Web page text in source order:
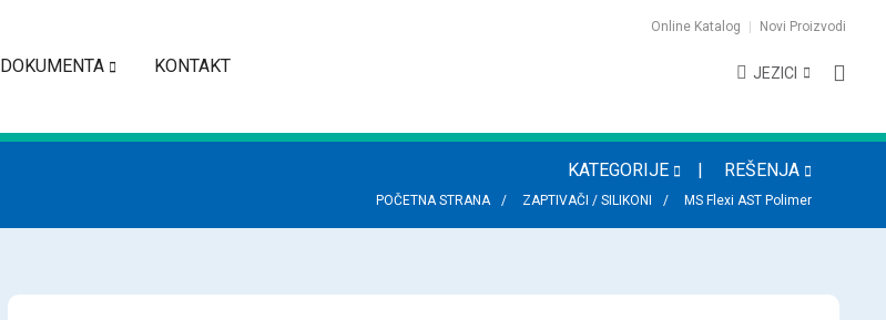
DOKUMENTA KONTAKT
Online Katalog Novi Proizvodi
JEZICI
KATEGORIJE REŠENJA
POČETNA STRANA ZAPTIVAČI / SILIKONI MS Flexi AST Polimer